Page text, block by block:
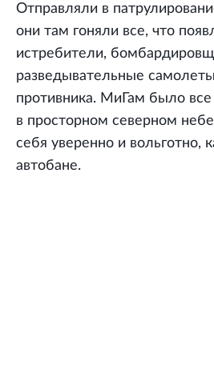
Отправляли в
они там гоняли все, что
истребители,
разведывательные
противника. МиГам было все
в просторном северном
себя уверенно и вольготно,
автобане.